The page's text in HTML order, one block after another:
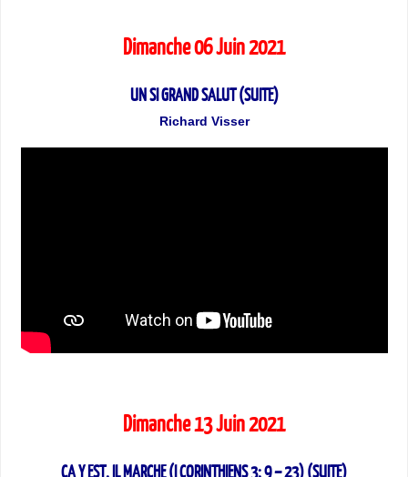
Dimanche 06 Juin 2021
UN SI GRAND SALUT (SUITE)
Richard Visser
Dimanche 13 Juin 2021
CA Y EST, IL MARCHE (I CORINTHIENS 3: 9 – 23) (SUITE)